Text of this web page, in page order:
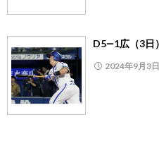
D5―1広（3日
2024年9月3日